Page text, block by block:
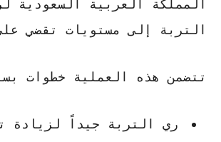
المملكة العربية السعودية
التربة إلى مستويات تقضي
تتضمن هذه العملية خطوات
ري التربة جيداً لزيادة